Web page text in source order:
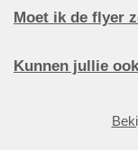
Moet ik de flyer
Kunnen jullie